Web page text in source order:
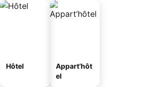
Hôtel
Appart’hôt
el